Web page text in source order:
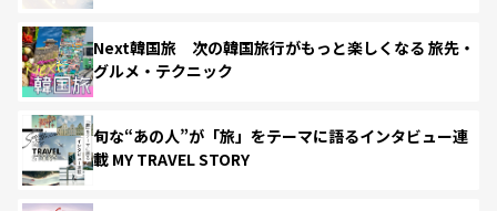
Next韓国旅 次の韓国旅行がもっと楽しくなる 旅先・
グルメ・テクニック
旬な“あの人”が「旅」をテーマに語るインタビュー連
載 MY TRAVEL STORY